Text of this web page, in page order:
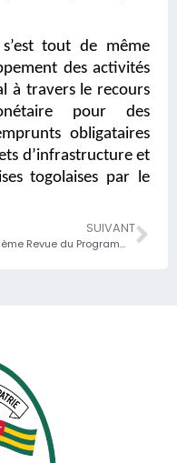
tout de même
des activités
à travers le recours
pour des
obligataires
d’infrastructure et
togolaises par le
SUIVANT
Troisième Revue du Programme FEC